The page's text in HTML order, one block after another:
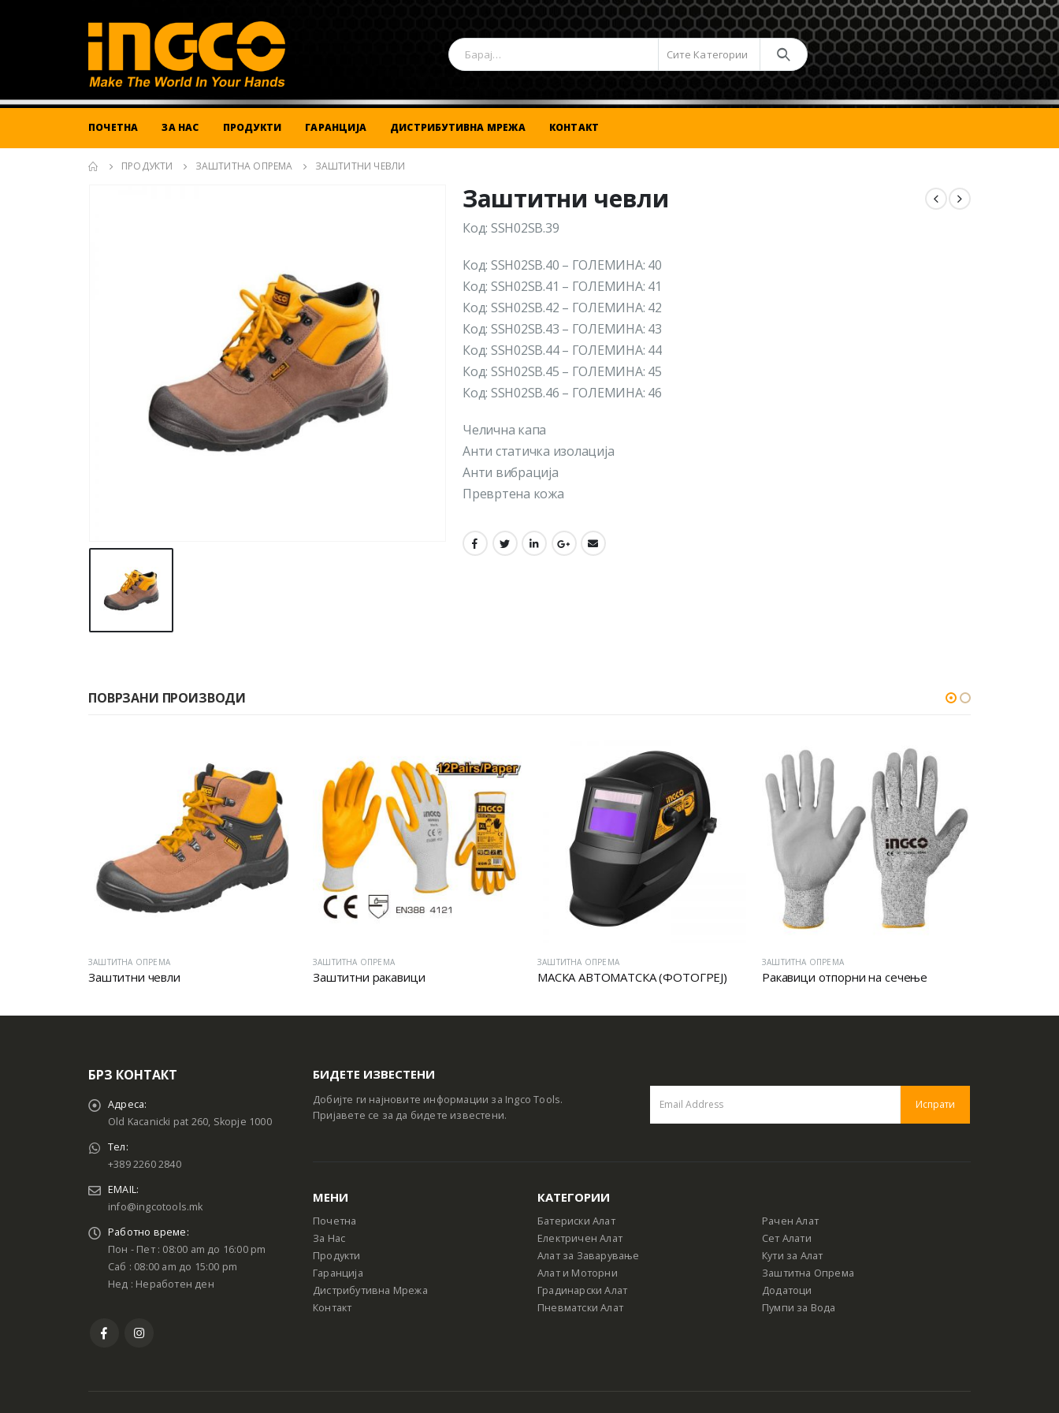
Сите Категории
ПОЧЕТНА ЗА НАС ПРОДУКТИ ГАРАНЦИЈА ДИСТРИБУТИВНА МРЕЖА КОНТАКТ
ПРОДУКТИ ЗАШТИТНА ОПРЕМА ЗАШТИТНИ ЧЕВЛИ
Заштитни чевли
Код: SSH02SB.39
Код: SSH02SB.40 – ГОЛЕМИНА: 40
Код: SSH02SB.41 – ГОЛЕМИНА: 41
Код: SSH02SB.42 – ГОЛЕМИНА: 42
Код: SSH02SB.43 – ГОЛЕМИНА: 43
Код: SSH02SB.44 – ГОЛЕМИНА: 44
Код: SSH02SB.45 – ГОЛЕМИНА: 45
Код: SSH02SB.46 – ГОЛЕМИНА: 46
Челична капа
Анти статичка изолација
Анти вибрација
Превртена кожа
ПОВРЗАНИ ПРОИЗВОДИ
ЗАШТИТНА ОПРЕМА
Заштитни чевли
ЗАШТИТНА ОПРЕМА
Заштитни ракавици
ЗАШТИТНА ОПРЕМА
МАСКА АВТОМАТСКА (ФОТОГРЕЈ)
ЗАШТИТНА ОПРЕМА
Ракавици отпорни на сечење
БРЗ КОНТАКТ
Адреса:
Old Kacanicki pat 260, Skopje 1000
Тел:
+389 2260 2840
EMAIL:
info@ingcotools.mk
Работно време:
Пон - Пет : 08:00 am до 16:00 pm
Саб : 08:00 am до 15:00 pm
Нед : Неработен ден
БИДЕТЕ ИЗВЕСТЕНИ
Добијте ги најновите информации за Ingco Tools.
Пријавете се за да бидете известени.
МЕНИ
Почетна
За Нас
Продукти
Гаранција
Дистрибутивна Мрежа
Контакт
КАТЕГОРИИ
Батериски Алат
Електричен Алат
Алат за Заварување
Алат и Моторни
Градинарски Алат
Пневматски Алат
Рачен Алат
Сет Алати
Кути за Алат
Заштитна Опрема
Додатоци
Пумпи за Вода